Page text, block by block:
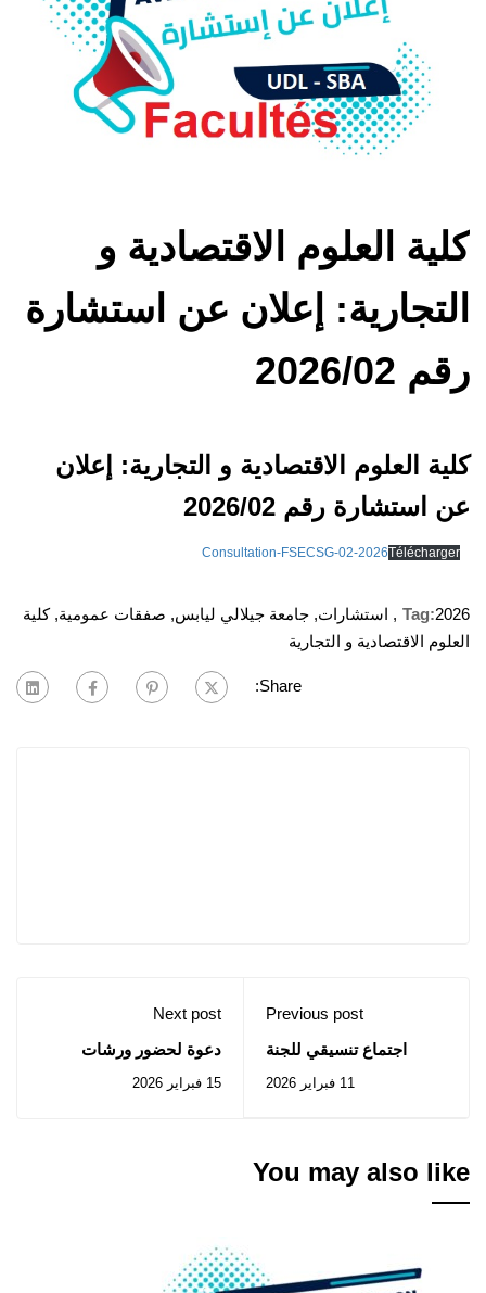
كلية العلوم الاقتصادية و
التجارية: إعلان عن استشارة
رقم 2026/02
كلية العلوم الاقتصادية و التجارية: إعلان
عن استشارة رقم 2026/02
Consultation-FSECSG-02-2026Télécharger
Tag:2026
, استشارات, جامعة جيلالي ليابس, صفقات عمومية,كلية
العلوم الاقتصادية و التجارية
Share:
Previous post
اجتماع تنسيقي للجنة
الحصول على شهادة ISO
11 فبراير 2026
Next post
دعوة لحضور ورشات
مشروع ISO 9001 : 2015
15 فبراير 2026
You may also like